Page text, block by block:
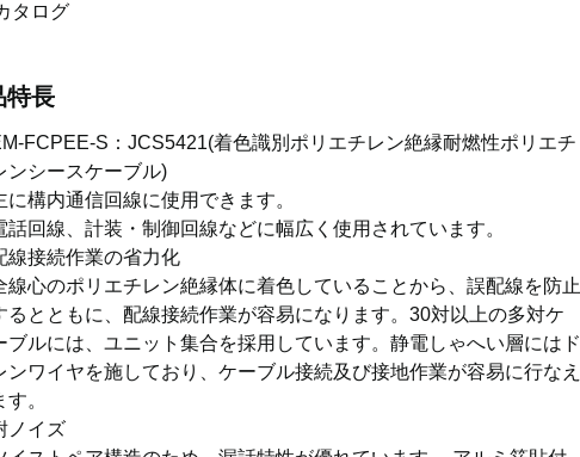
タログ
特長
FCPEE-S：JCS5421(着色識別ポリエチレン絶縁耐燃性ポリエチ
ンシースケーブル)
に構内通信回線に使用できます。
話回線、計装・制御回線などに幅広く使用されています。
線接続作業の省力化
線心のポリエチレン絶縁体に着色していることから、誤配線を防止
るとともに、配線接続作業が容易になります。30対以上の多対ケ
ブルには、ユニット集合を採用しています。静電しゃへい層にはド
ンワイヤを施しており、ケーブル接続及び接地作業が容易に行なえ
す。
ノイズ